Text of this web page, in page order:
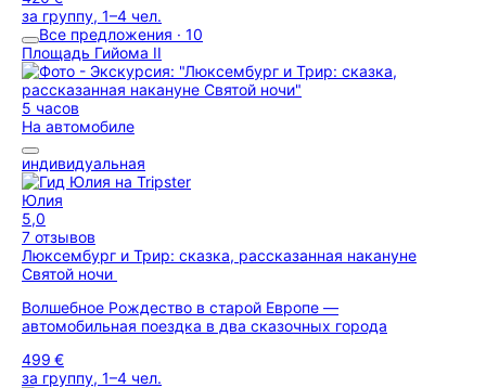
за группу, 1–4 чел.
Все предложения · 10
Площадь Гийома II
5 часов
На автомобиле
индивидуальная
Юлия
5,0
7 отзывов
Люксембург и Трир: сказка, рассказанная накануне
Святой ночи
Волшебное Рождество в старой Европе —
автомобильная поездка в два сказочных города
499 €
за группу, 1–4 чел.